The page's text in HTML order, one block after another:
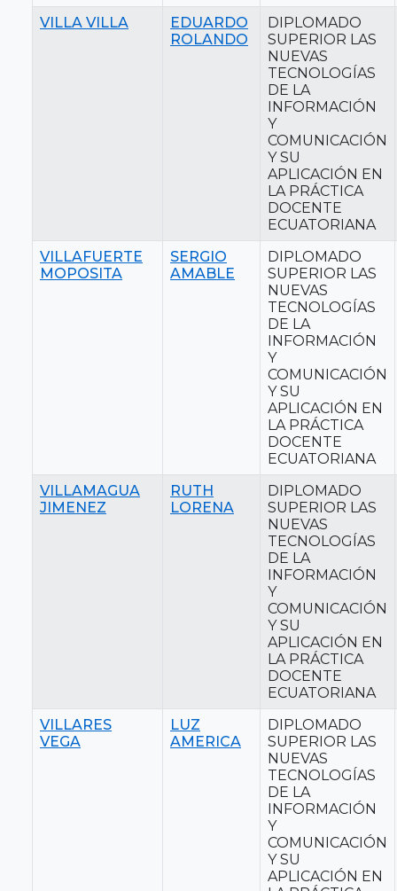
VILLA VILLA
EDUARDO
ROLANDO
DIPLOMADO
SUPERIOR LAS
NUEVAS
TECNOLOGÍAS
DE LA
INFORMACIÓN
Y
COMUNICACIÓN
Y SU
APLICACIÓN EN
LA PRÁCTICA
DOCENTE
ECUATORIANA
VILLAFUERTE
MOPOSITA
SERGIO
AMABLE
DIPLOMADO
SUPERIOR LAS
NUEVAS
TECNOLOGÍAS
DE LA
INFORMACIÓN
Y
COMUNICACIÓN
Y SU
APLICACIÓN EN
LA PRÁCTICA
DOCENTE
ECUATORIANA
VILLAMAGUA
JIMENEZ
RUTH
LORENA
DIPLOMADO
SUPERIOR LAS
NUEVAS
TECNOLOGÍAS
DE LA
INFORMACIÓN
Y
COMUNICACIÓN
Y SU
APLICACIÓN EN
LA PRÁCTICA
DOCENTE
ECUATORIANA
VILLARES
VEGA
LUZ
AMERICA
DIPLOMADO
SUPERIOR LAS
NUEVAS
TECNOLOGÍAS
DE LA
INFORMACIÓN
Y
COMUNICACIÓN
Y SU
APLICACIÓN EN